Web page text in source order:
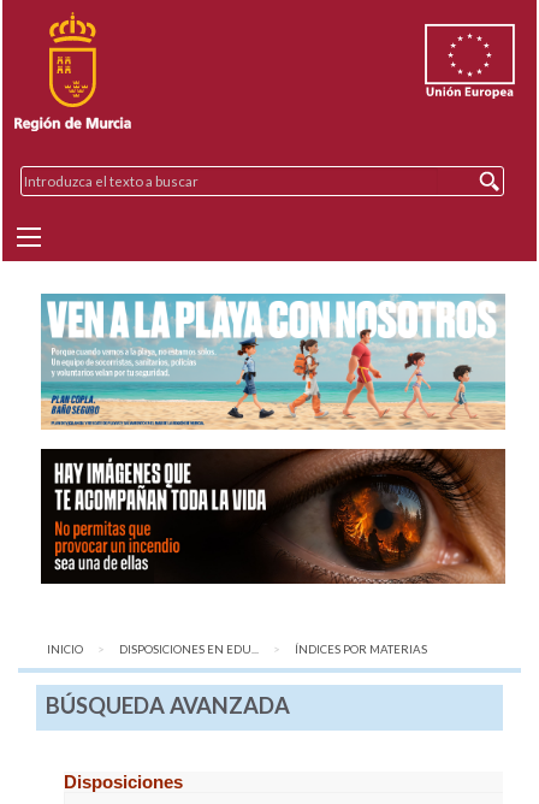
INICIO DISPOSICIONES EN EDU... AQUÍ:
ÍNDICES POR MATERIAS
BÚSQUEDA AVANZADA
Disposiciones